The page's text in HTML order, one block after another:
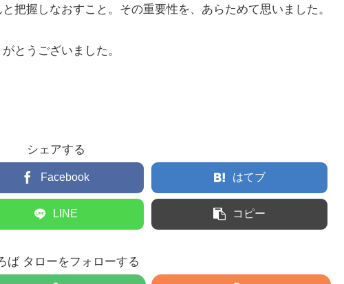
把握しなおすこと。その重要性を、あらためて思いました。
とうございました。
シェアする
Facebook はてブ
LINE コピー
ば タローをフォローする